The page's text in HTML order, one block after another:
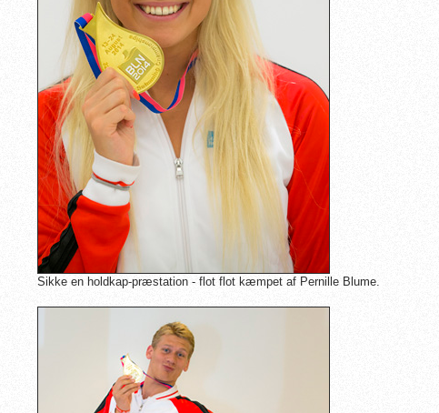
Sikke en holdkap-præstation - flot flot kæmpet af Pernille Blume.